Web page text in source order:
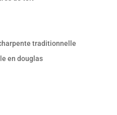
traditionnelle
en douglas